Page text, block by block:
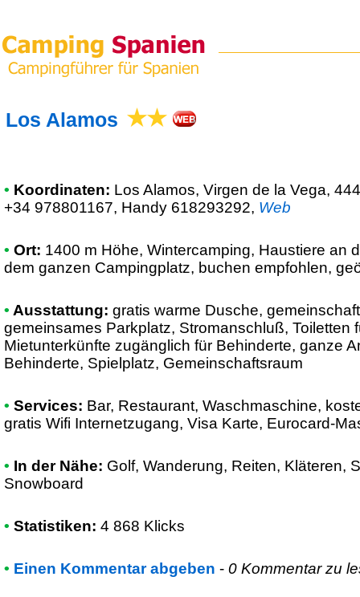
Los Alamos
• Koordinaten: Los Alamos, Virgen de la Vega,
+34 978801167, Handy 618293292, Web
• Ort: 1400 m Höhe, Wintercamping, Haustiere an
dem ganzen Campingplatz, buchen empfohlen,
• Ausstattung: gratis warme Dusche,
gemeinsames Parkplatz, Stromanschluß, Toiletten
Mietunterkünfte zugänglich für Behinderte, ganze
Behinderte, Spielplatz, Gemeinschaftsraum
• Services: Bar, Restaurant, Waschmaschine,
gratis Wifi Internetzugang, Visa Karte, Eurocard-
• In der Nähe: Golf, Wanderung, Reiten, Kläteren,
Snowboard
• Statistiken: 4 868 Klicks
• Einen Kommentar abgeben - 0 Kommentar zu